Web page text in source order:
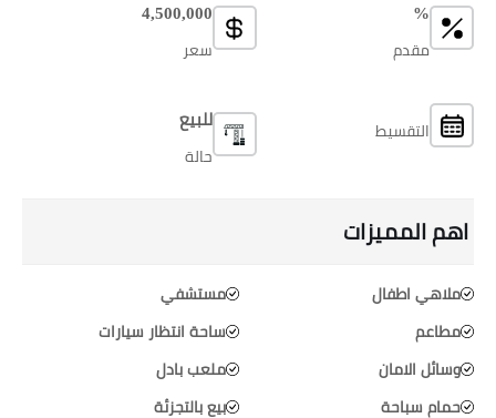
%
مقدم
التقسيط
4,500,000
سعر
للبيع
حالة
اهم المميزات
ملاهي اطفال
مطاعم
وسائل الامان
حمام سباحة
مستشفي
ساحة انتظار سيارات
ملعب بادل
بيع بالتجزئة